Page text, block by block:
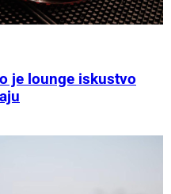
je lounge iskustvo